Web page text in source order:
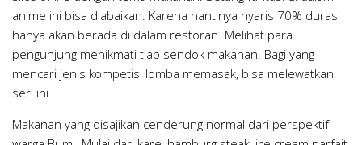
anime ini bisa diabaikan. Karena nantinya nyaris 70% durasi
hanya akan berada di dalam restoran. Melihat para
pengunjung menikmati tiap sendok makanan. Bagi yang
mencari jenis kompetisi lomba memasak, bisa melewatkan
seri ini.
Makanan yang disajikan cenderung normal dari perspektif